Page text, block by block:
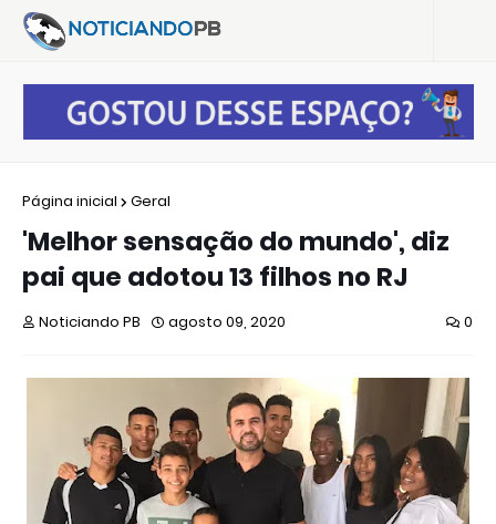
Página inicial Geral
'Melhor sensação do mundo', diz
pai que adotou 13 filhos no RJ
Noticiando PB agosto 09, 2020 0